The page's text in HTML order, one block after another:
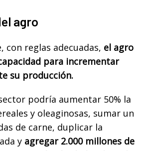
agro
con reglas adecuadas, el agro
para incrementar
su producción.
podría aumentar 50% la
y oleaginosas, sumar un
de carne, duplicar la
y agregar 2.000 millones de